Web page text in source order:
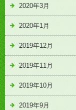
2020年3月
2020年1月
2019年12月
2019年11月
2019年10月
2019年9月